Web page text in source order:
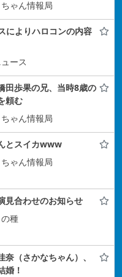
ゃん情報局
によりハロコンの内容
ース
田歩果の兄、当時8歳の
頼む
ゃん情報局
とスイカwww
ゃん情報局
見合わせのお知らせ
種
奈（さかなちゃん）、
婚！